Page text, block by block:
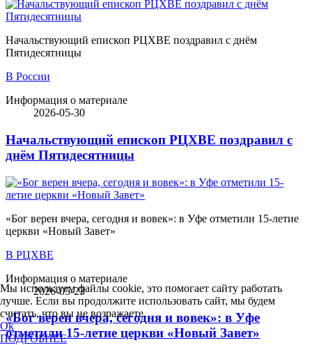
Начальствующий епископ РЦХВЕ поздравил с днём
Пятидесятницы
В России
Информация о материале
2026-05-30
Начальствующий епископ РЦХВЕ поздравил с
днём Пятидесятницы
«Бог верен вчера, сегодня и вовек»: в Уфе отметили 15-летие
церкви «Новый Завет»
В РЦХВЕ
Информация о материале
2026-05-23
«Бог верен вчера, сегодня и вовек»: в Уфе
отметили 15-летие церкви «Новый Завет»
Мы используем файлы cookie, это помогает сайту работать
лучше. Если вы продолжите использовать сайт, мы будем
считать, что вы не возражаете.
Ok
ПОДРОБНЕЕ